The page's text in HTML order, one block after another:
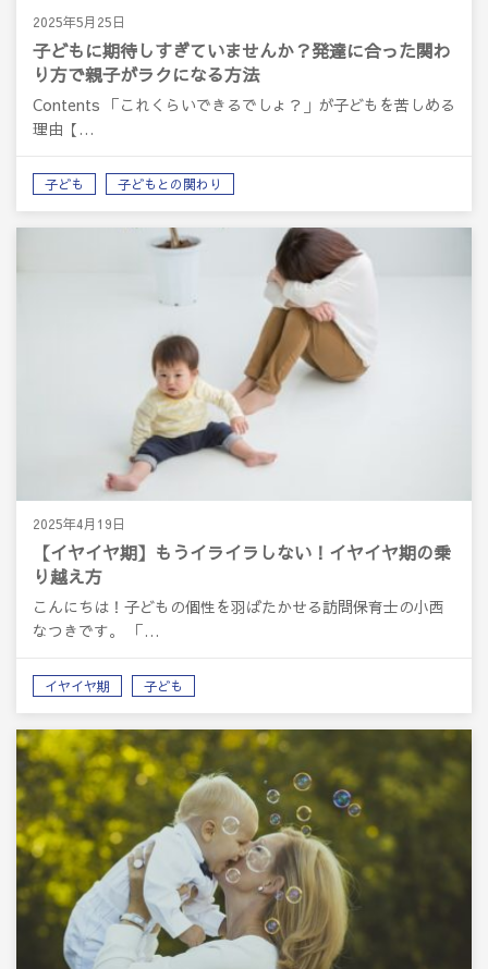
2025年5月25日
子どもに期待しすぎていませんか？発達に合った関わ
り方で親子がラクになる方法
Contents 「これくらいできるでしょ？」が子どもを苦しめる
理由【…
子ども 子どもとの関わり
2025年4月19日
【イヤイヤ期】もうイライラしない！イヤイヤ期の乗
り越え方
こんにちは！子どもの個性を羽ばたかせる訪問保育士の小西
なつきです。 「…
イヤイヤ期 子ども